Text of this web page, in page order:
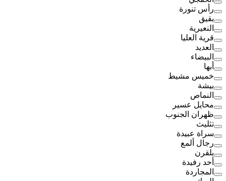
رأس تنورة
بقيق
النعيرية
قرية العليا
العديد
البيضاء
أبها
خميس مشيط
بيشة
النماص
محايل عسير
ظهران الجنوب
تثليث
سراة عبيدة
رجال ألمع
بلقرن
أحد رفيدة
المجاردة